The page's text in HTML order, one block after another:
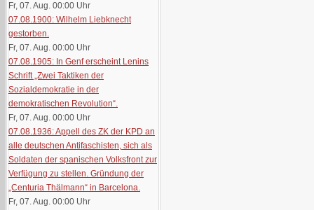
Fr, 07. Aug. 00:00 Uhr
07.08.1900: Wilhelm Liebknecht
gestorben.
Fr, 07. Aug. 00:00 Uhr
07.08.1905: In Genf erscheint Lenins
Schrift „Zwei Taktiken der
Sozialdemokratie in der
demokratischen Revolution“.
Fr, 07. Aug. 00:00 Uhr
07.08.1936: Appell des ZK der KPD an
alle deutschen Antifaschisten, sich als
Soldaten der spanischen Volksfront zur
Verfügung zu stellen. Gründung der
„Centuria Thälmann“ in Barcelona.
Fr, 07. Aug. 00:00 Uhr